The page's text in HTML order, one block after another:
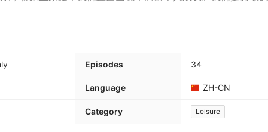
Episodes 34
Language ZH-CN
Category Leisure